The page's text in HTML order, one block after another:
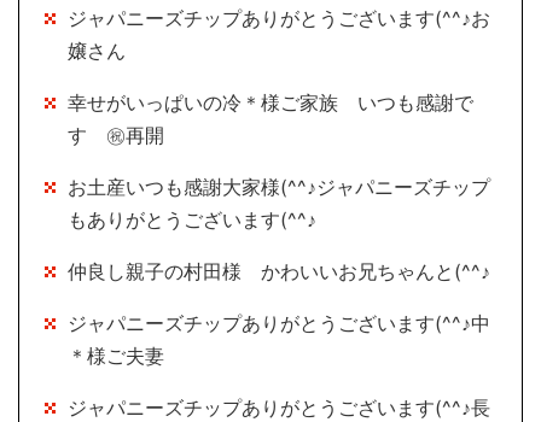
ジャパニーズチップありがとうございます(^^♪お
嬢さん
幸せがいっぱいの冷＊様ご家族 いつも感謝で
す ㊗再開
お土産いつも感謝大家様(^^♪ジャパニーズチップ
もありがとうございます(^^♪
仲良し親子の村田様 かわいいお兄ちゃんと(^^♪
ジャパニーズチップありがとうございます(^^♪中
＊様ご夫妻
ジャパニーズチップありがとうございます(^^♪長